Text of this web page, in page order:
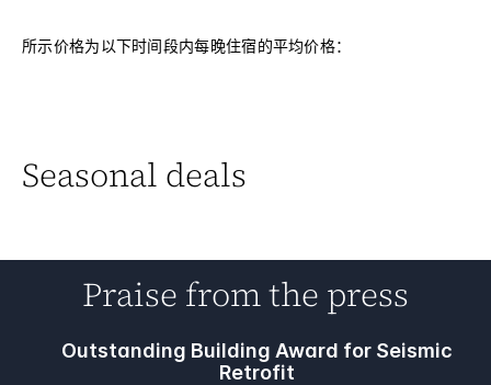
所示价格为以下时间段内每晚住宿的平均价格：
Seasonal deals
Praise from the press
Outstanding Building Award for Seismic
Retrofit